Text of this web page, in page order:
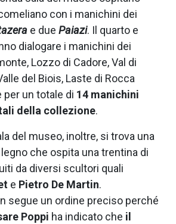
con i manichini dei
e due Paiazi. Il quarto e
dialogare i manichini dei
Lozzo di Cadore, Val di
del Biois, Laste di Rocca
per un totale di 14 manichini
della collezione.
del museo, inoltre, si trova una
che ospita una trentina di
da diversi scultori quali
e Pietro De Martin.
segue un ordine preciso perché
Poppi ha indicato che il